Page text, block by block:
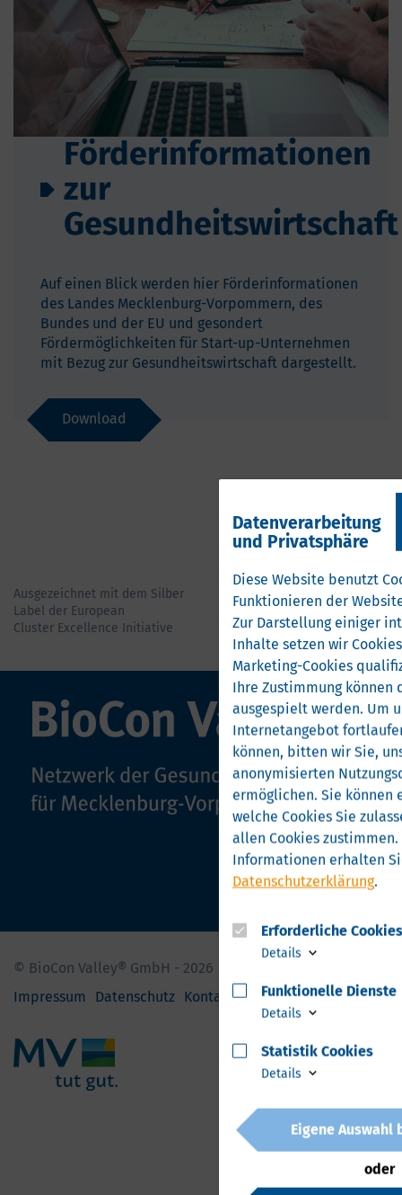
Förderinformationen
zur
Gesundheitswirtschaft
Auf einen Blick werden hier Förderinformationen
des Landes Mecklenburg-Vorpommern, des
Bundes und der EU und gesondert
Fördermöglichkeiten für Start-up-Unternehmen
mit Bezug zur Gesundheitswirtschaft dargestellt.
Download
Ausgezeichnet mit dem Silber
Label der European
Cluster Excellence Initiative
© BioCon Valley® GmbH - 2026
Impressum
Datenschutz Kontakt
Datenverarbeitung
und Privatsphäre
Diese Website benutzt
Funktionieren der
Zur Darstellung einiger
Inhalte setzen wir
Marketing-Cookies
Ihre Zustimmung können
ausgespielt werden. Um
Internetangebot
können, bitten wir Sie,
anonymisierten
ermöglichen. Sie können
welche Cookies Sie
allen Cookies
Informationen erhalten
Datenschutzerklärung.
Erforderliche Cookies
Details
Funktionelle Dienste
Details
Statistik Cookies
Details
Eigene Auswahl
oder